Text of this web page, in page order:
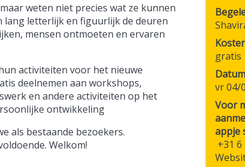
gratis
Datum
vr 04/
Voor
appje
+31 6
weten niet precies wat ze kunnen
lang letterlijk en figuurlijk de deuren
mensen ontmoeten en ervaren
activiteiten voor het nieuwe
deelnemen aan workshops,
en andere activiteiten op het
ontwikkeling
als bestaande bezoekers.
Welkom!